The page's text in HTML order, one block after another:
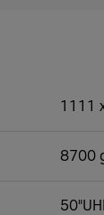
1111
8700